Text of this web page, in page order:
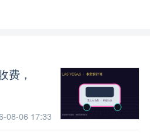
费，
08-06 17:33